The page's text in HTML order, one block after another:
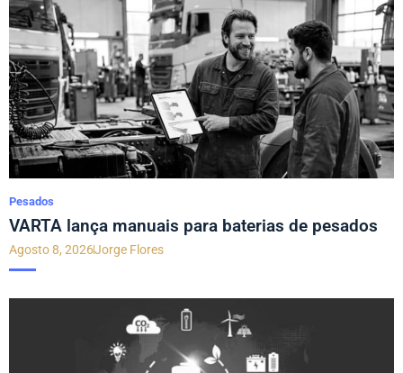
Pesados
VARTA lança manuais para baterias de pesados
Agosto 8, 2026Jorge Flores